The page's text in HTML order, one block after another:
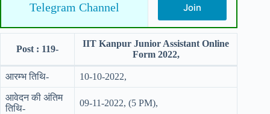
Telegram Channel Join
Post : 119-
IIT Kanpur Junior Assistant Online
Form 2022,
आरम्भ तिथि- 10-10-2022,
आवेदन की अंतिम
तिथि-
09-11-2022, (5 PM),